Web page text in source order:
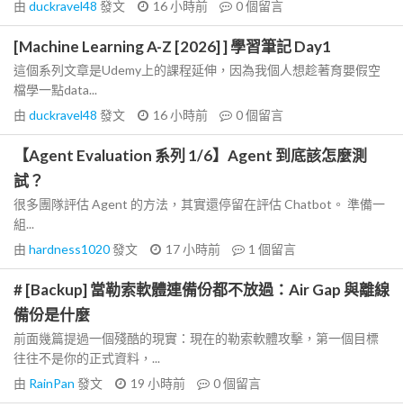
由 duckravel48 發文 16 小時前 0個留言
[Machine Learning A-Z [2026] ] 學習筆記 Day1
這個系列文章是Udemy上的課程延伸，因為我個人想趁著育嬰假空
檔學一點data...
由 duckravel48 發文 16 小時前 0個留言
【Agent Evaluation 系列 1/6】Agent 到底該怎麼測
試？
很多團隊評估 Agent 的方法，其實還停留在評估 Chatbot。 準備一
組...
由 hardness1020發文 17 小時前 1 個留言
# [Backup] 當勒索軟體連備份都不放過：Air Gap 與離線
備份是什麼
前面幾篇提過一個殘酷的現實：現在的勒索軟體攻擊，第一個目標
往往不是你的正式資料，...
由 RainPan 發文 19 小時前 0個留言